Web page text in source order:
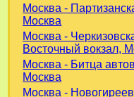
Москва -
Москва
Москва -
Восточный вокзал,
Москва - Битца
Москва
Москва -